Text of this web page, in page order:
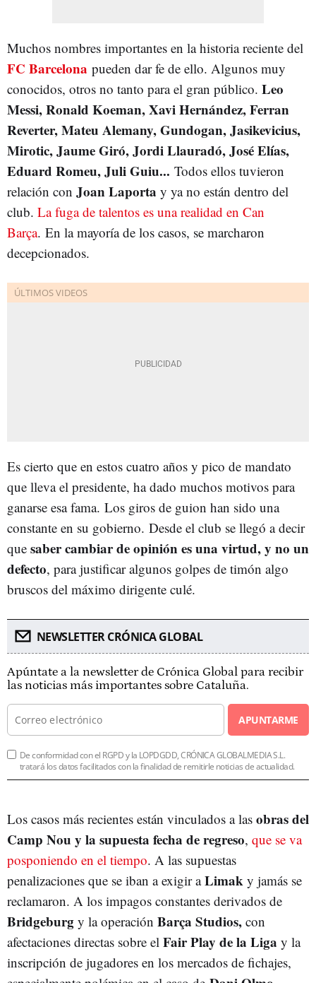
Muchos nombres importantes en la historia reciente del
FC Barcelona pueden dar fe de ello. Algunos muy
conocidos, otros no tanto para el gran público. Leo
Messi, Ronald Koeman, Xavi Hernández, Ferran
Reverter, Mateu Alemany, Gundogan, Jasikevicius,
Mirotic, Jaume Giró, Jordi Llauradó, José Elías,
Eduard Romeu, Juli Guiu... Todos ellos tuvieron
relación con Joan Laporta y ya no están dentro del
club. La fuga de talentos es una realidad en Can
Barça. En la mayoría de los casos, se marcharon
decepcionados.
Es cierto que en estos cuatro años y pico de mandato
que lleva el presidente, ha dado muchos motivos para
ganarse esa fama. Los giros de guion han sido una
constante en su gobierno. Desde el club se llegó a decir
que saber cambiar de opinión es una virtud, y no un
defecto, para justificar algunos golpes de timón algo
bruscos del máximo dirigente culé.
NEWSLETTER CRÓNICA GLOBAL
Apúntate a la newsletter de Crónica Global para recibir
las noticias más importantes sobre Cataluña.
APUNTARME
De conformidad con el RGPD y la LOPDGDD, CRÓNICA GLOBALMEDIA S.L.
tratará los datos facilitados con la finalidad de remitirle noticias de actualidad.
Los casos más recientes están vinculados a las obras del
Camp Nou y la supuesta fecha de regreso, que se va
posponiendo en el tiempo. A las supuestas
penalizaciones que se iban a exigir aLimak y jamás se
reclamaron. A los impagos constantes derivados de
Bridgeburg y la operación Barça Studios, con
afectaciones directas sobre el Fair Play de la Liga y la
inscripción de jugadores en los mercados de fichajes,